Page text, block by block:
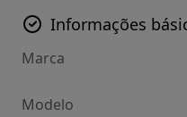
Informações
Marca
Modelo